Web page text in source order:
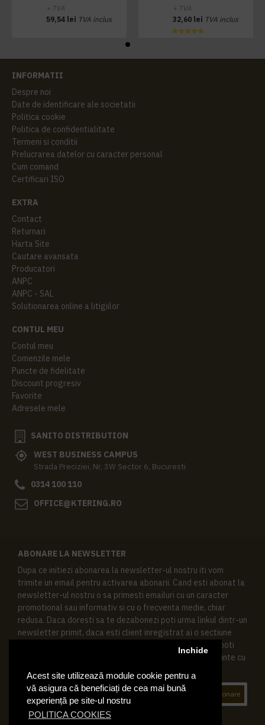
Acest site utilizează module cookie pentru a
vă asigura că beneficiați de cea mai bună
experiență pe site-ul nostru
POLITICA COOKIES
Inchide
+ TVA
59,54 lei TVA inclus
+ TVA
32,60 lei TVA inclus
INFORMATII
Despre noi
Date de identificare ale societatii
Politica cookie
Politica de confidentialitate
Termeni si conditii
Prelucrarea datelor cu caracter personal
Cum comand
Certificari ISO
EXTRA
Contact
Returnari
Harta Site
Cautare avansata
Producatori
ANPC
ANPC - SAL
Solutionarea online a litigiilor
CONTUL MEU
Contul meu
Comenzile mele
Puncte de fidelitate
Discount progresiv
Favorite
Adresele mele
SANITO DISTRIBUTION
WEST BUSINESS CAMPUS
Strada Preciziei, Nr, 3W Sector 6, Bucuresti
0314 100 110
OFFICE@KTERING.RO
ABONARE LA NEWSLETTER
Dupa ce initiezi abonarea la newsletter-ul nostru iti vom
trimite un email pentru activarea abonarii. Cand esti abonat la
newsletter-ul nostru o sa primesti emailuri cu un caracter
promotional sau informativ si cu o frecventa medie, chiar
redusa. Daca doresti sa te dezabonezi poti urma linkul dintr-un
newsletter primit, daca esti client inregistrat ai o sectiune
speciala in contul tau in acest scop, si de asemenea ne poti
contacta oricand pe email pentru orice intrebari sau cerinte cu
Abonare